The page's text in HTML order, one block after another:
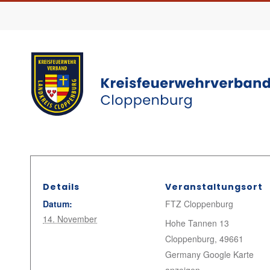
Details
Datum:
14. November
Veranstaltungsort
FTZ Cloppenburg
Hohe Tannen 13
Cloppenburg, 49661
Germany Google Karte